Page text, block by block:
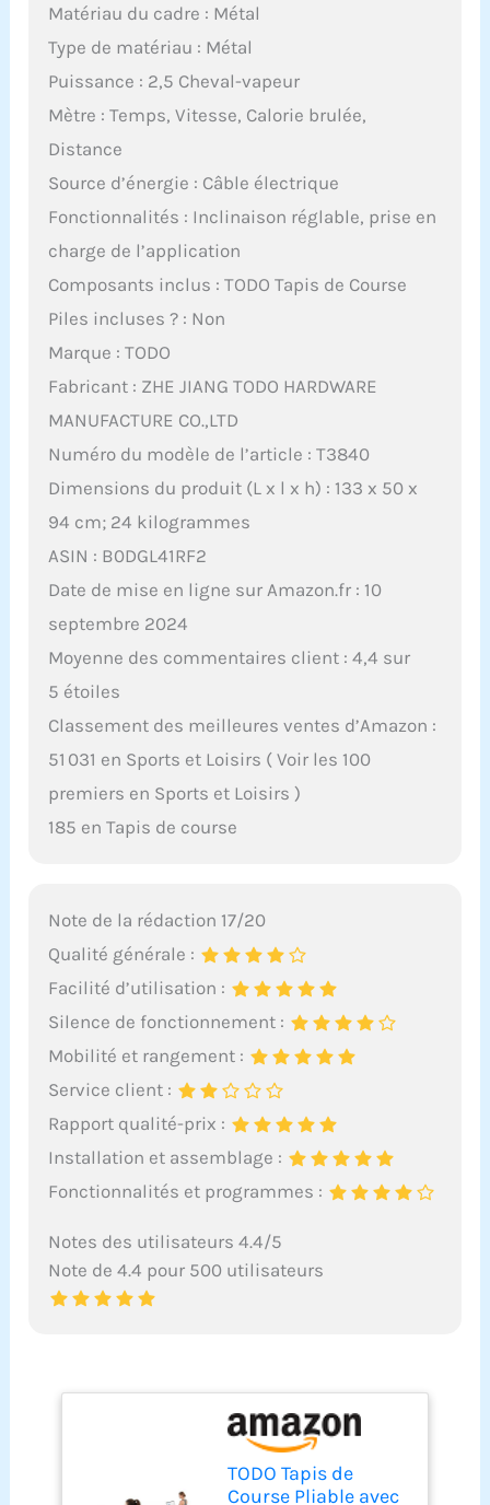
Matériau du cadre : Métal
Type de matériau : Métal
Puissance : 2,5 Cheval-vapeur
Mètre : Temps, Vitesse, Calorie brulée,
Distance
Source d’énergie : Câble électrique
Fonctionnalités : Inclinaison réglable, prise en
charge de l’application
Composants inclus : TODO Tapis de Course
Piles incluses ? : Non
Marque : TODO
Fabricant : ZHE JIANG TODO HARDWARE
MANUFACTURE CO.,LTD
Numéro du modèle de l’article : T3840
Dimensions du produit (L x l x h) : 133 x 50 x
94 cm; 24 kilogrammes
ASIN : B0DGL41RF2
Date de mise en ligne sur Amazon.fr : 10
septembre 2024
Moyenne des commentaires client : 4,4 sur
5 étoiles
Classement des meilleures ventes d’Amazon :
51 031 en Sports et Loisirs ( Voir les 100
premiers en Sports et Loisirs )
185 en Tapis de course
Note de la rédaction 17/20
Qualité générale :
Facilité d’utilisation :
Silence de fonctionnement :
Mobilité et rangement :
Service client :
Rapport qualité-prix :
Installation et assemblage :
Fonctionnalités et programmes :
Notes des utilisateurs 4.4/5
Note de 4.4 pour 500 utilisateurs
TODO Tapis de
Course Pliable avec